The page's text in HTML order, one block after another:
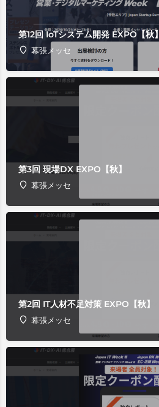
第12回 IoTシステム開発 EXPO【秋】
幕張メッセ
第3回 現場DX EXPO【秋】
幕張メッセ
第2回 IT人材不足対策 EXPO【秋】
幕張メッセ